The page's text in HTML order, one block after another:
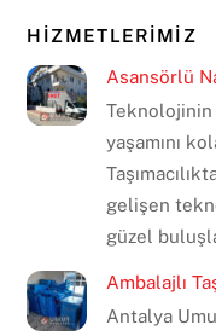
HİZMETLERİMİZ
Asansörlü
yaşamını
gelişen
güzel
Ambalajlı
Antalya